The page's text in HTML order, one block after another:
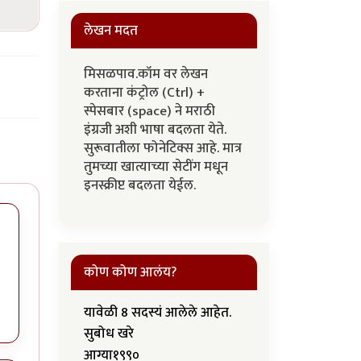
लेखन मदत
मिसळपाव.कॉम वर लेखन
करताना कंट्रोल (Ctrl) +
स्पेसबार (space) ने मराठी
इंग्रजी अशी भाषा बदलता येते.
सुरूवातीला फोनेटिक्स आहे. मात्र
तुमच्या खात्याच्या सेटींग मधून
इनस्क्रीप्ट बदलता येईल.
कोण कोण आलंय?
यावेळी 8 सदस्यं आलेले आहेत.
सुबोध खरे
आग्या१९९०